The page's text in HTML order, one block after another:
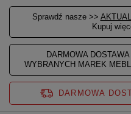
Sprawdź nasze >>
Kupuj
DARMOWA
WYBRANYCH MAREK
DARMOWA